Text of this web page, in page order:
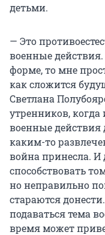
детьми.
— Это
военные
форме, то мне
как сложится
Светлана
утренников,
военные действия
каким-то
война принесла.
способствовать
но неправильно
стараются
подаваться тема
время может